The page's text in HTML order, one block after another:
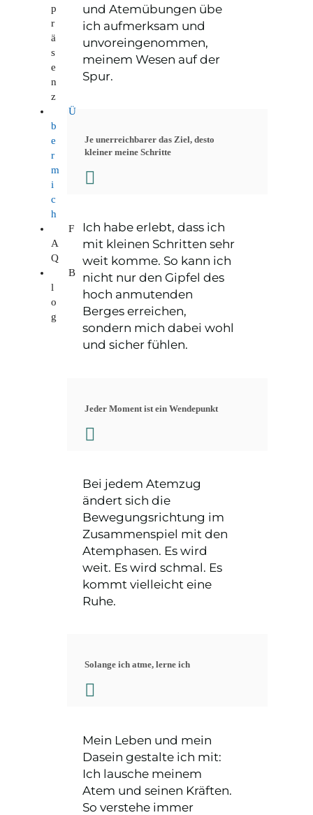
p
r
ä
s
e
n
z
Ü
b
e
r
m
i
c
h
F
A
Q
B
l
o
g
und Atemübungen übe
ich aufmerksam und
unvoreingenommen,
meinem Wesen auf der
Spur.
Je unerreichbarer das Ziel, desto
kleiner meine Schritte
Ich habe erlebt, dass ich
mit kleinen Schritten sehr
weit komme. So kann ich
nicht nur den Gipfel des
hoch anmutenden
Berges erreichen,
sondern mich dabei wohl
und sicher fühlen.
Jeder Moment ist ein Wendepunkt
Bei jedem Atemzug
ändert sich die
Bewegungsrichtung im
Zusammenspiel mit den
Atemphasen. Es wird
weit. Es wird schmal. Es
kommt vielleicht eine
Ruhe.
Solange ich atme, lerne ich
Mein Leben und mein
Dasein gestalte ich mit:
Ich lausche meinem
Atem und seinen Kräften.
So verstehe immer